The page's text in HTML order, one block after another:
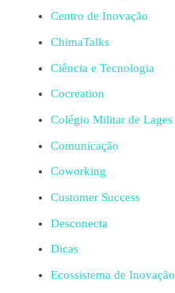
Centro de Inovação
ChimaTalks
Ciência e Tecnologia
Cocreation
Colégio Militar de Lages
Comunicação
Coworking
Customer Success
Desconecta
Dicas
Ecossistema de Inovação